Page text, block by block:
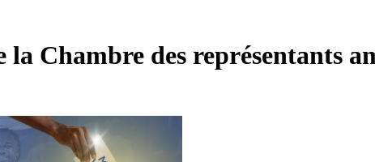
Chambre des représentants